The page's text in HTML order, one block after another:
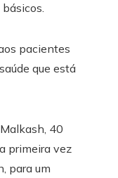
pacientes
que está
40
primeira vez
para um